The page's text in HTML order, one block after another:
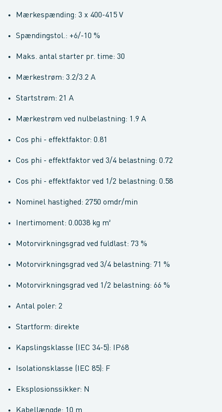
Mærkespænding: 3 x 400-415 V
Spændingstol.: +6/-10 %
Maks. antal starter pr. time: 30
Mærkestrøm: 3.2/3.2 A
Startstrøm: 21 A
Mærkestrøm ved nulbelastning: 1.9 A
Cos phi - effektfaktor: 0.81
Cos phi - effektfaktor ved 3/4 belastning: 0.72
Cos phi - effektfaktor ved 1/2 belastning: 0.58
Nominel hastighed: 2750 omdr/min
Inertimoment: 0.0038 kg m²
Motorvirkningsgrad ved fuldlast: 73 %
Motorvirkningsgrad ved 3/4 belastning: 71 %
Motorvirkningsgrad ved 1/2 belastning: 66 %
Antal poler: 2
Startform: direkte
Kapslingsklasse (IEC 34-5): IP68
Isolationsklasse (IEC 85): F
Eksplosionssikker: N